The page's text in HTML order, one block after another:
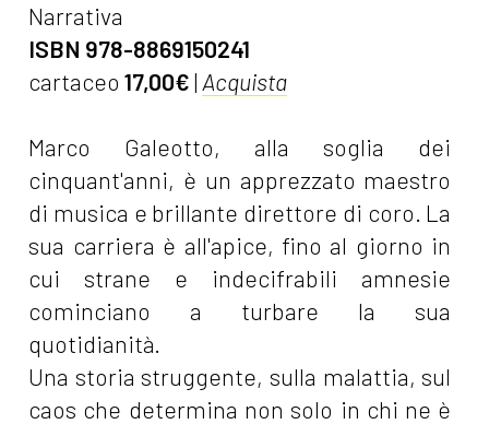
Narrativa
ISBN 978-8869150241
cartaceo17,00€ | Acquista
Marco Galeotto, alla soglia dei
cinquant'anni, è un apprezzato maestro
di musica e brillante direttore di coro. La
sua carriera è all'apice, fino al giorno in
cui strane e indecifrabili amnesie
cominciano a turbare la sua
quotidianità.
Una storia struggente, sulla malattia, sul
caos che determina non solo in chi ne è